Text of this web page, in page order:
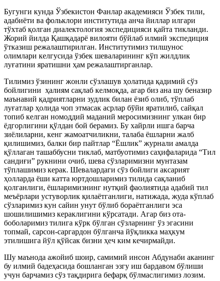
Бугунги кунда Ўзбекистон Фанлар академияси Ўзбек тили,
адабиёти ва фольклори институтида анча йиллар илгари
тўхтаб қолган диалектология экспедицияси қайта тикланди.
Жорий йилда Қашқадарё вилояти бўйлаб илмий экспедиция
ўтказиш режалаштирилган. Институтимиз тилшунос
олимлари келгусида ўзбек шеваларининг кўп жилдлик
луғатини яратишни ҳам режалаштирганлар.
Тилимиз ўзининг жонли сўзлашув ҳолатида қадимий сўз
бойлигини ҳалиям сақлаб келмоқда, агар биз ана шу беназир
маънавий қадриятларни зудлик билан ёзиб олиб, тўплаб
луғатлар ҳолида чоп этмасак асрлар бўйи яратилиб, сайқал
топиб келган номоддий маданий меросимизнинг улкан бир
ёдгорлигини қўлдан бой берамиз. Бу хайрли ишга барча
зиёлиларни, кенг жамоатчиликни, талаба ёшларни жалб
қилишимиз, балки бир пайтлар “Ёшлик” журнали амалда
қўллаган ташаббусни тиклаб, матбуотимиз саҳифаларида “Тил
сандиғи” рукнини очиб, шева сўзларимизни мунтазам
тўплашимиз керак. Шевалардаги сўз бойлиги аксарият
ҳолларда ёши катта юртдошларимиз тилида сақланиб
қолганлиги, ёшларимизнинг нутқий фаолиятида адабий тил
меъёрлари устуворлик қилаётганлиги, натижада, жуда кўплаб
сўзларимиз кун сайин унут бўлиб бораётганлиги эса
шошилишимиз кераклигини кўрсатади. Агар биз ота-
боболаримиз тилига кўрк бўлган сўзларнинг ўз эгасини
топмай, сарсон-саргардон бўлганча йўқликка маҳкум
этилишига йўл қўйсак бизни ҳеч ким кечирмайди.
Шу маънода ажойиб шоир, самимий инсон Абдунаби аканинг
бу илмий бадеҳасида бошланган эзгу иш бардавом бўлиши
учун барчамиз сўз тақдирига бефарқ бўлмаслигимиз лозим.